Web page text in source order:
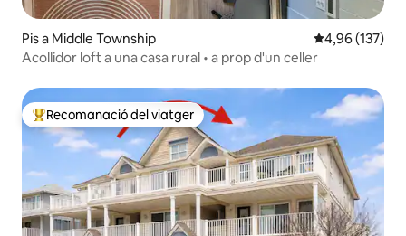
Pis a Middle Township 4,96 de
4,96 (137)
Acollidor loft a una casa rural • a prop d'un celler
Principals recomanacions dels viatgers
Recomanació del viatger